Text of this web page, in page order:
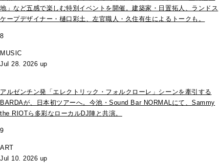
地」など五感で楽しむ特別イベントを開催。建築家・日置拓人、ランドス
ケープデザイナー・樋口彩土、左官職人・久住有生によるトークも。
8
MUSIC
Jul 28. 2026 up
アルゼンチン発「エレクトリック・フォルクローレ」シーンを牽引する
BARDAが、日本初ツアーへ。今池・Sound Bar NORMALにて、Sammy
the RIOTら多彩なローカルDJ陣と共演。
9
ART
Jul 10. 2026 up